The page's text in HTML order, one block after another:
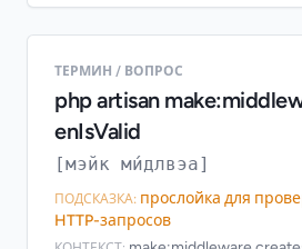
ТЕРМИН / ВОПРОС
php artisan
enIsValid
[мэйк ми́длвэа]
ПОДСКАЗКА: прослойка для
HTTP-запросов